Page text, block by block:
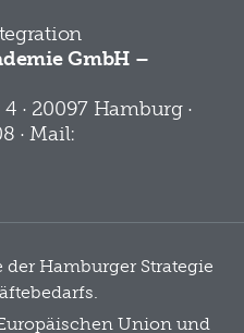
GmbH –
· 20097 Hamburg ·
· Mail:
Hamburger Strategie
Union und